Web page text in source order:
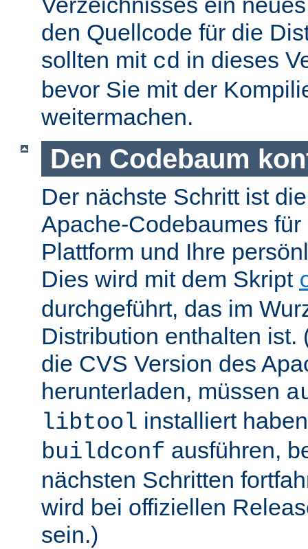
den Quellcode für die
sollten mit cd in dieses
bevor Sie mit der
weitermachen.
Den Codebaum
Der nächste Schritt ist
Apache-Codebaumes
Plattform und Ihre
Dies wird mit dem Skript
durchgeführt, das im
Distribution enthalten ist.
die CVS Version des
herunterladen, müssen
libtool installiert
buildconf ausführen,
nächsten Schritten
wird bei offiziellen
sein.)